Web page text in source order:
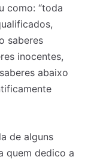
como: “toda
saberes
inocentes,
abaixo
de alguns
quem dedico a